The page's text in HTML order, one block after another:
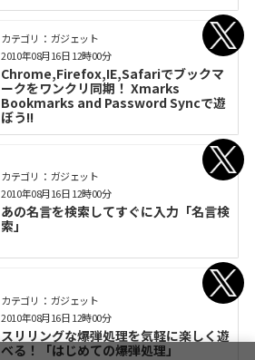
カテゴリ： ガジェット
Chrome,Firefox,IE,Safariでブックマ
ークをワンクリ同期！ Xmarks
Bookmarks and Password Syncで遊
ぼう!!
2010年08月16日 12時00分
カテゴリ： ガジェット
あの名言を検索してすぐに入力「名言検
索」
2010年08月16日 12時00分
カテゴリ： ガジェット
スリリングな爆弾処理を気軽に楽しく遊
べる！「はじめての爆弾処理」
2010年08月16日 12時00分